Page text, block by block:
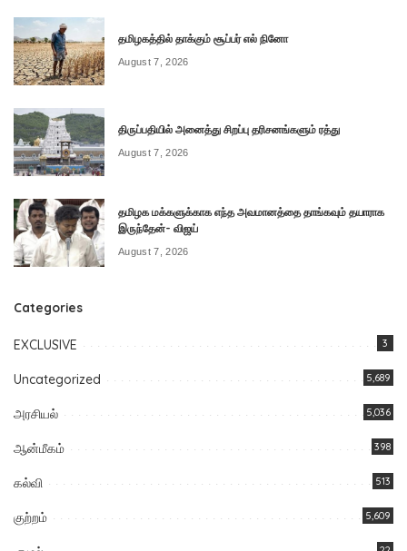
தமிழகத்தில் தாக்கும் சூப்பர் எல் நினோ
August 7, 2026
திருப்பதியில் அனைத்து சிறப்பு தரிசனங்களும் ரத்து
August 7, 2026
தமிழக மக்களுக்காக எந்த அவமானத்தை தாங்கவும் தயாராக
இருந்தேன்- விஜய்
August 7, 2026
Categories
EXCLUSIVE 3
Uncategorized 5,689
அரசியல் 5,036
ஆன்மீகம் 398
கல்வி 513
குற்றம் 5,609